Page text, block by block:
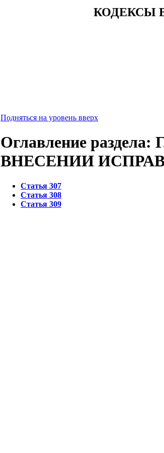
КОДЕКСЫ
Подняться на уровень вверх
Оглавление
ВНЕСЕНИИ
Статья 307
Статья 308
Статья 309